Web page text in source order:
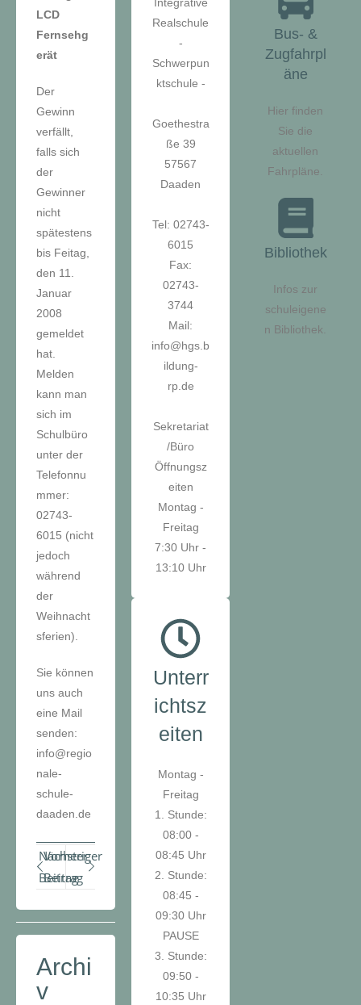
Realschule
-
Schwerpun
ktschule -
Goethestra
ße 39
57567
Daaden
Tel: 02743-
6015
Fax:
02743-
3744
Mail:
info@hgs.b
ildung-
rp.de
Sekretariat
/Büro
Öffnungsz
eiten
Montag -
Freitag
7:30 Uhr -
13:10 Uhr
Unterr
ichtsz
eiten
Montag -
Freitag
1. Stunde:
08:00 -
08:45 Uhr
2. Stunde:
08:45 -
09:30 Uhr
PAUSE
3. Stunde:
09:50 -
10:35 Uhr
LCD
Fernsehg
erät
Der
Gewinn
verfällt,
falls sich
der
Gewinner
nicht
spätestens
bis Feitag,
den 11.
Januar
2008
gemeldet
hat.
Melden
kann man
sich im
Schulbüro
unter der
Telefonnu
mmer:
02743-
6015 (nicht
jedoch
während
der
Weihnacht
sferien).
Sie können
uns auch
eine Mail
senden:
info@regio
nale-
schule-
daaden.de
Vorheriger
Beitrag
Nächster
Beitrag
Archi
v
Bus- &
Zugfahrpl
äne
Hier finden
Sie die
aktuellen
Fahrpläne.
Bibliothek
Infos zur
schuleigene
n Bibliothek.